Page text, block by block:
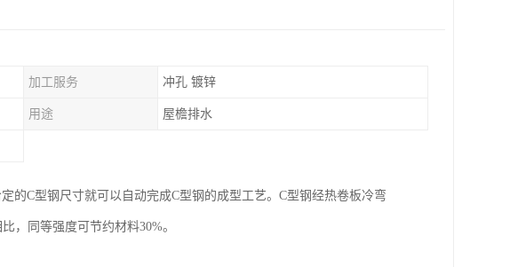
加工服务 冲孔 镀锌
用途 屋檐排水
的C型钢尺寸就可以自动完成C型钢的成型工艺。C型钢经热卷板冷弯
，同等强度可节约材料30%。